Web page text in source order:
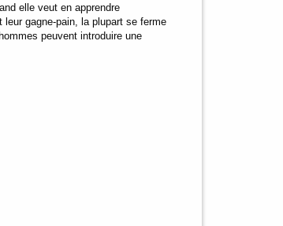
elle veut en apprendre
gagne-pain, la plupart se ferme
peuvent introduire une